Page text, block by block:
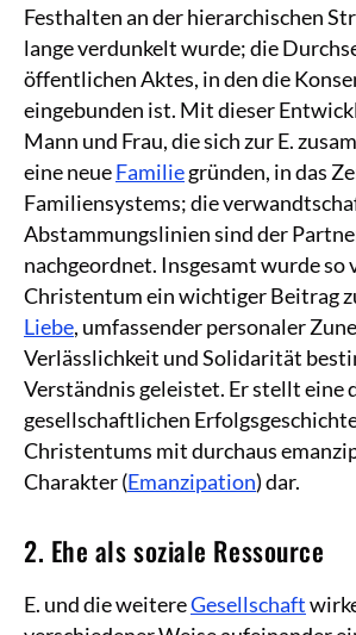
Festhalten an der hierarchischen
lange verdunkelt wurde; die
öffentlichen Aktes, in den die
eingebunden ist. Mit dieser
Mann und Frau, die sich zur E.
eine neueFamiliegründen, in das
Familiensystems; die
Abstammungslinien sind der
nachgeordnet. Insgesamt wurde so
Christentum ein wichtiger Beitrag
Liebe, umfassender personaler
Verlässlichkeit und Solidarität
Verständnis geleistet. Er stellt eine
gesellschaftlichen
Christentums mit durchaus
Charakter (Emanzipation) dar.
2. Ehe als soziale Ressource
E. und die weitereGesellschaft